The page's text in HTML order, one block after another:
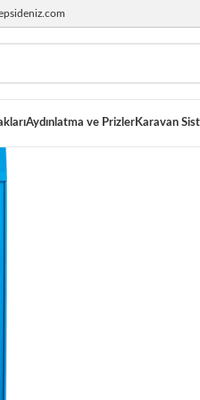
Aydınlatma ve PrizlerKaravan